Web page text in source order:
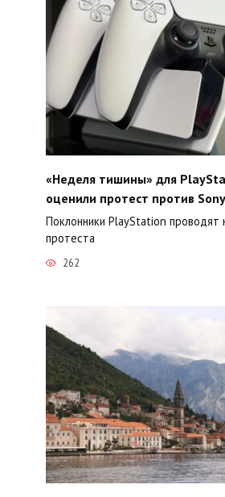
«Неделя тишины» для
оценили протест против Sony
Поклонники PlayStation проводят
протеста
262